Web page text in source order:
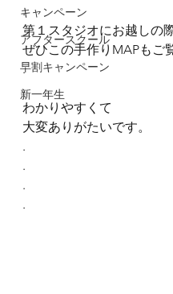
キャンペーン
アフタースクール
早割キャンペーン
新一年生
.
第１スタジオにお越しの際
ぜひこの手作りMAPもご
.
.
わかりやすくて
大変ありがたいです。
.
.
.
.